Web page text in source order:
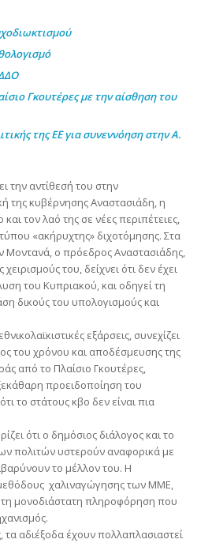
Γκουτέρες με την αίσθηση του
της ΕΕ για συνεννόηση στην Α.
την αντίθεσή του στην
της κυβέρνησης Αναστασιάδη, η
τον λαό της σε νέες περιπέτειες,
«ακήρυχτης» διχοτόμησης. Στα
Μοντανά, ο πρόεδρος Αναστασιάδης,
χειρισμούς του, δείχνει ότι δεν έχει
του Κυπριακού, και οδηγεί τη
δικούς του υπολογισμούς και
εξάρσεις, συνεχίζει
του χρόνου και αποδέσμευσης της
από το Πλαίσιο Γκουτέρες,
προειδοποίηση του
το στάτους κβο δεν είναι πια
ότι ο δημόσιος διάλογος και το
πολιτών υστερούν αναφορικά με
το μέλλον του. Η
χαλιναγώγησης των ΜΜΕ,
μονοδιάστατη πληροφόρηση που
τα αδιέξοδα έχουν πολλαπλασιαστεί